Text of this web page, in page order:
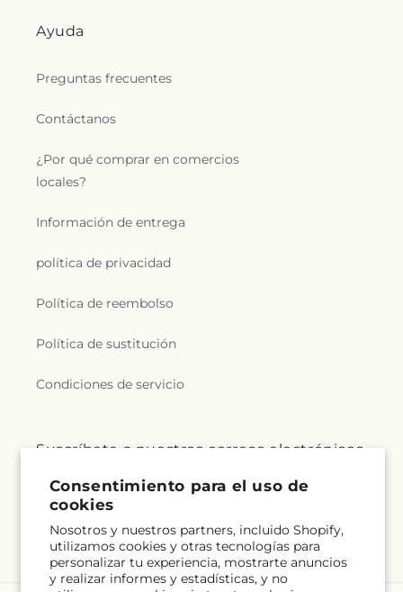
Consentimiento para el uso de
cookies
Nosotros y nuestros partners, incluido Shopify,
utilizamos cookies y otras tecnologías para
personalizar tu experiencia, mostrarte anuncios
y realizar informes y estadísticas, y no
Ayuda
Preguntas frecuentes
Contáctanos
¿Por qué comprar en comercios
locales?
Información de entrega
política de privacidad
Política de reembolso
Política de sustitución
Condiciones de servicio
Suscríbete a nuestros correos electrónicos
Correo electrónico Suscribirse